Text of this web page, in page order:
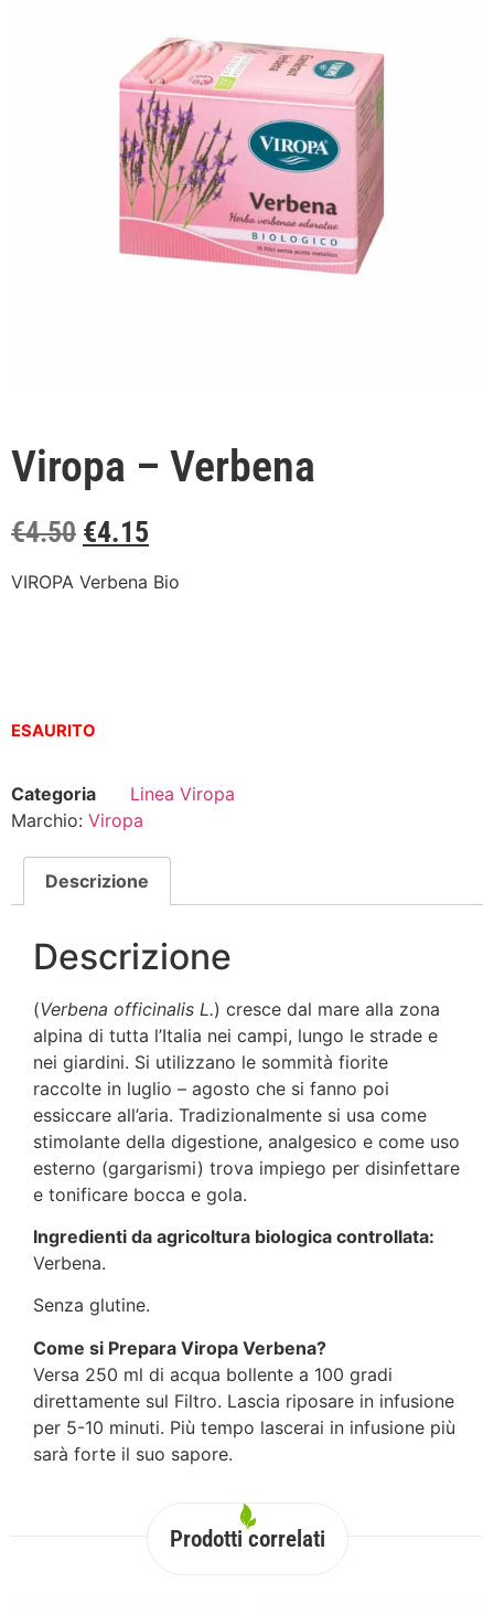
Viropa – Verbena
€4.50 €4.15
VIROPA Verbena Bio
ESAURITO
Categoria
Linea Viropa
Marchio: Viropa
Descrizione
Descrizione
(Verbena officinalis L.) cresce dal mare alla zona
alpina di tutta l’Italia nei campi, lungo le strade e
nei giardini. Si utilizzano le sommità fiorite
raccolte in luglio – agosto che si fanno poi
essiccare all’aria. Tradizionalmente si usa come
stimolante della digestione, analgesico e come uso
esterno (gargarismi) trova impiego per disinfettare
e tonificare bocca e gola.
Ingredienti da agricoltura biologica controllata:
Verbena.
Senza glutine.
Come si Prepara Viropa Verbena?
Versa 250 ml di acqua bollente a 100 gradi
direttamente sul Filtro. Lascia riposare in infusione
per 5-10 minuti. Più tempo lascerai in infusione più
sarà forte il suo sapore.
Prodotti correlati